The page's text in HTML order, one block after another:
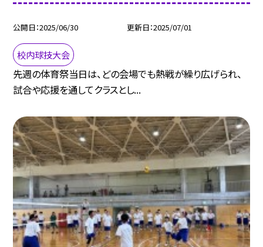
公開日 2025/06/30 更新日 2025/07/01
校内球技大会
先週の体育祭当日は、どの会場でも熱戦が繰り広げられ、
試合や応援を通してクラスとし...